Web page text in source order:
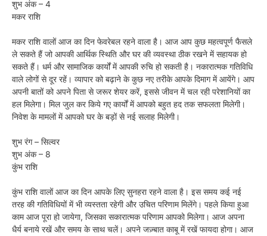
शुभ अंक – 4
मकर राशि
मकर राशि वालों आज का दिन फेवरेबल रहने वाला है। आज आप कुछ महत्वपूर्ण फैसले
ले सकते हैं जो आपकी आर्थिक स्थिति और घर की व्यवस्था ठीक रखने में सहायक हो
सकते हैं। धर्म और सामाजिक कार्यों में आपकी रुचि हो सकती है। नकारात्मक गतिविधि
वाले लोगों से दूर रहें। व्यापार को बढ़ाने के कुछ नए तरीके आपके दिमाग में आयेंगे। आप
अपनी बातों को अपने पिता से जरूर शेयर करें, इससे जीवन में चल रही परेशानियों का
हल मिलेगा। मिल जुल कर किये गए कार्यों में आपको बहुत हद तक सफलता मिलेगी।
निवेश के मामलों में आपको घर के बड़ों से नई सलाह मिलेगी।
शुभ रंग – सिल्वर
शुभ अंक – 8
कुंभ राशि
कुंभ राशि वालों आज का दिन आपके लिए सुनहरा रहने वाला है। इस समय कई नई
तरह की गतिविधियों में भी व्यस्तता रहेगी और उचित परिणाम मिलेंगे। पहले किया हुआ
काम आज पूरा हो जायेगा, जिसका सकारात्मक परिणाम आपको मिलेगा। आज अपना
धैर्य बनाये रखें और समय के साथ चलें। अपने जज़्बात काबू में रखें फायदा होगा। आज